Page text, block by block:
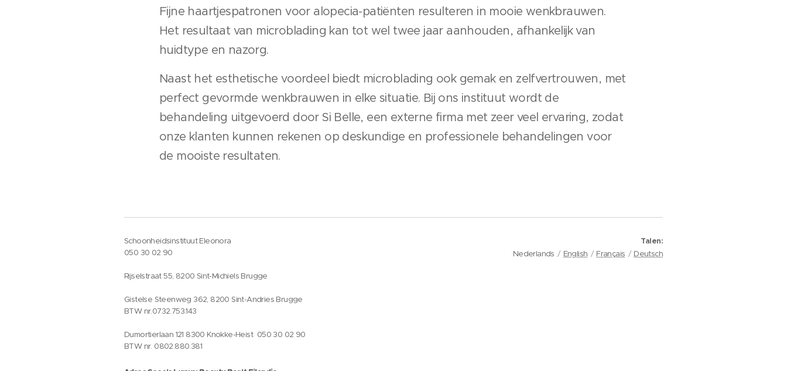
Fijne haartjespatronen voor alopecia-patiënten resulteren in mooie wenkbrauwen.
Het resultaat van microblading kan tot wel twee jaar aanhouden, afhankelijk van
huidtype en nazorg.
Naast het esthetische voordeel biedt microblading ook gemak en zelfvertrouwen, met
perfect gevormde wenkbrauwen in elke situatie. Bij ons instituut wordt de
behandeling uitgevoerd door Si Belle, een externe firma met zeer veel ervaring, zodat
onze klanten kunnen rekenen op deskundige en professionele behandelingen voor
de mooiste resultaten.
Schoonheidsinstituut Eleonora
050 30 02 90
Rijselstraat 55, 8200 Sint-Michiels Brugge
Gistelse Steenweg 362, 8200 Sint-Andries Brugge
BTW nr.0732.753.143
Dumortierlaan 121 8300 Knokke-Heist 050 30 02 90
BTW nr. 0802.880.381
Talen
Nederlands
English Français Deutsch